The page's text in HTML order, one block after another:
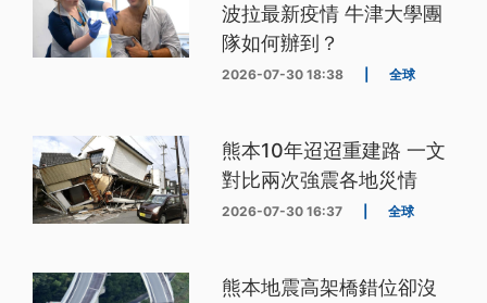
波拉最新疫情 牛津大學團
隊如何辦到？
2026-07-30 18:38 全球
熊本10年迢迢重建路 一文
對比兩次強震各地災情
2026-07-30 16:37 全球
熊本地震高架橋錯位卻沒